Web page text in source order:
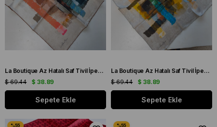
La Boutique Az Hatalı Saf Tivil İpek Eşarp Ekru Karışık Desen (BÜYÜK BOY)
$ 38.89
$ 69.44
Sepete Ekle
La Boutique Az Hatalı Saf Tivil İpek Eşarp Bej Karışık Desen (BÜYÜK BOY)
$ 38.89
$ 69.44
Sepete Ekle